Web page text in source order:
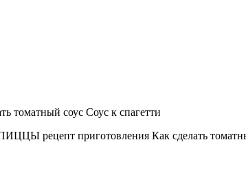
приготовления Как сделать томатный